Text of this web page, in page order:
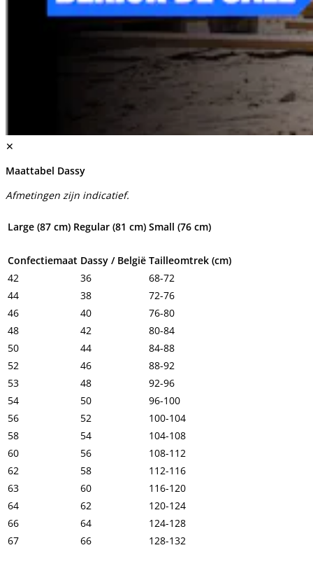
✕
Maattabel Dassy
Afmetingen zijn indicatief.
Large (87 cm) Regular (81 cm) Small (76 cm)
Confectiemaat Dassy / België Tailleomtrek (cm)
42
36
68-72
44
38
72-76
46
40
76-80
48
42
80-84
50
44
84-88
52
46
88-92
53
48
92-96
54
50
96-100
56
52
100-104
58
54
104-108
60
56
108-112
62
58
112-116
63
60
116-120
64
62
120-124
66
64
124-128
67
66 128-132